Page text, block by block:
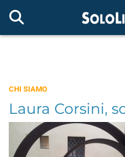
CHI SIAMO
Laura Corsini,